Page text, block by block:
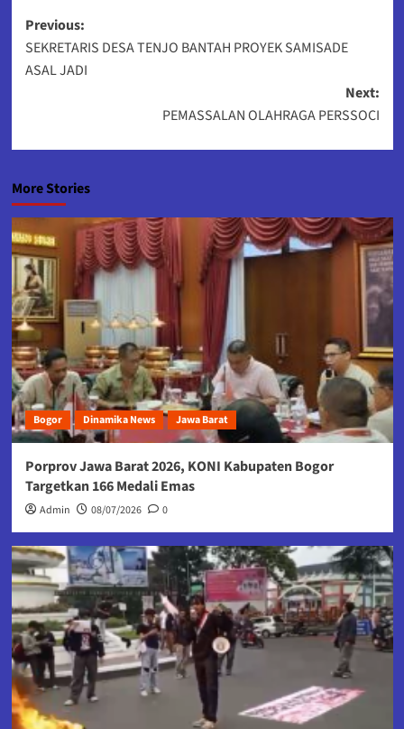
Post
navigation
Previous:
SEKRETARIS DESA TENJO BANTAH PROYEK SAMISADE
ASAL JADI
Next:
PEMASSALAN OLAHRAGA PERSSOCI
More Stories
Bogor Dinamika News Jawa Barat
Porprov Jawa Barat 2026, KONI Kabupaten Bogor
Targetkan 166 Medali Emas
Admin 08/07/2026 0